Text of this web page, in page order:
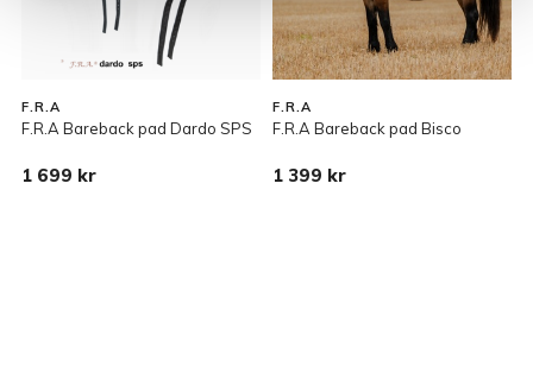
F.R.A
F.R.A Bareback pad Dardo SPS
1 699 kr
F.R.A
F.R.A Bareback pad Bisco
1 399 kr